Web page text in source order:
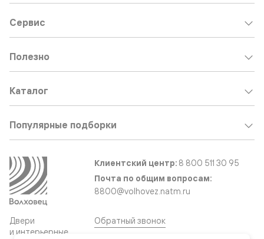
Двери
и интерьерные
Сервис
Полезно
Каталог
Популярные подборки
Клиентский центр: 8 800 511 30 95
Почта по общим вопросам:
8800@volhovez.natm.ru
Обратный звонок